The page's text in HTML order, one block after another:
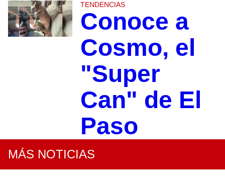
TENDENCIAS
Conoce a
Cosmo, el
"Super
Can" de El
Paso
MÁS NOTICIAS